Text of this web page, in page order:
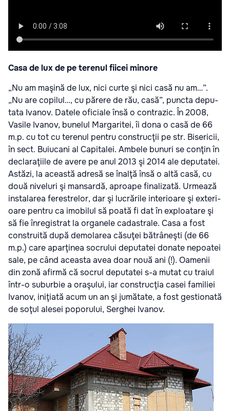
Casa de lux de pe terenul fiicei minore
„Nu am maşină de lux, nici curte şi nici casă nu am…”.
„Nu are copi­lul…, cu părere de rău, casă”, puncta depu­
tata Iva­nov. Datele ofi­ci­ale însă o con­tra­zic. În 2008,
Vasile Iva­nov, bune­lul Mar­ga­ri­tei, îi dona o casă de 66
m.p. cu tot cu tere­nul pen­tru con­stru­cţii pe str. Bise­ri­cii,
în sect. Buiu­cani al Capi­ta­lei. Ambele bunuri se conţin în
decla­ra­ţi­ile de avere pe anul 2013 şi 2014 ale depu­ta­tei.
Astăzi, la această adresă se îna­lţă însă o altă casă, cu
două nive­luri şi man­sardă, aproape fina­li­zată. Urmează
insta­la­rea feres­tre­lor, dar şi lucră­rile inte­ri­oare şi exte­ri­
oare pen­tru ca imo­bi­lul să poată fi dat în exploa­tare şi
să fie înre­gis­trat la orga­nele cadas­trale. Casa a fost
con­stru­ită după demo­la­rea căsu­ţei bătrâ­neşti (de 66
m.p.) care apa­rţi­nea socru­lui depu­ta­tei donate nepoa­tei
sale, pe când aceasta avea doar nouă ani (!). Oame­nii
din zonă afirmă că socrul depu­ta­tei s-a mutat cu tra­iul
într-o subu­r­bie a ora­şu­lui, iar con­stru­cţia casei fami­liei
Iva­nov, ini­ţi­ată acum un an şi jumă­tate, a fost ges­tio­nată
de soţul ale­sei popo­ru­lui, Ser­ghei Iva­nov.